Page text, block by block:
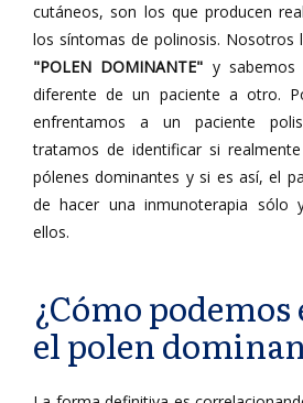
cutáneos, son los que producen
los síntomas de polinosis. Nosotros
"POLEN DOMINANTE" y
diferente de un paciente a otro.
enfrentamos a un paciente
tratamos de identificar si
pólenes dominantes y si es así, el
de hacer una inmunoterapia sólo
ellos.
¿Cómo
el polen